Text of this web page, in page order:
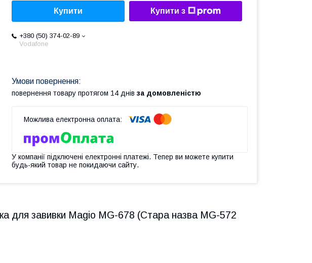
Купити Купити з
+380 (50) 374-02-89
Vodafone
повернення товару протягом 14 днів за домовленістю
У компанії підключені електронні платежі. Тепер ви можете купити
будь-який товар не покидаючи сайту.
для завивки Magio MG-678 (Стара назва MG-572